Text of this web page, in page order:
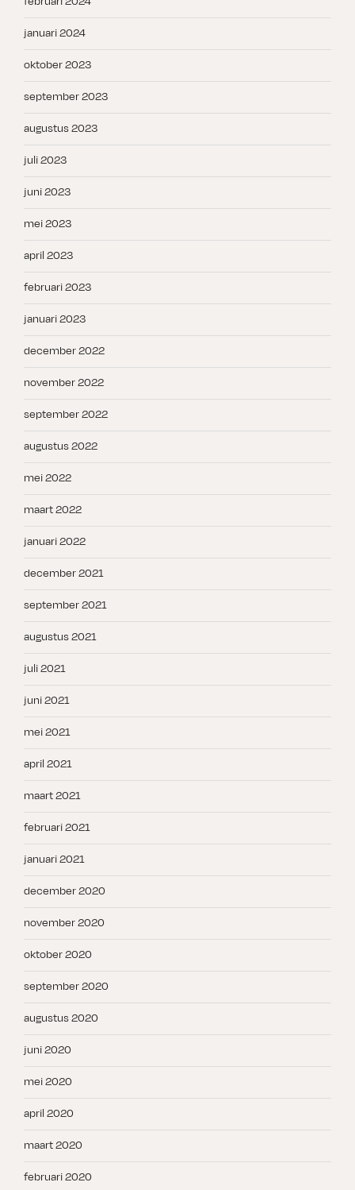
januari 2024
oktober 2023
september 2023
augustus 2023
juli 2023
juni 2023
mei 2023
april 2023
februari 2023
januari 2023
december 2022
november 2022
september 2022
augustus 2022
mei 2022
maart 2022
januari 2022
december 2021
september 2021
augustus 2021
juli 2021
juni 2021
mei 2021
april 2021
maart 2021
februari 2021
januari 2021
december 2020
november 2020
oktober 2020
september 2020
augustus 2020
juni 2020
mei 2020
april 2020
maart 2020
februari 2020